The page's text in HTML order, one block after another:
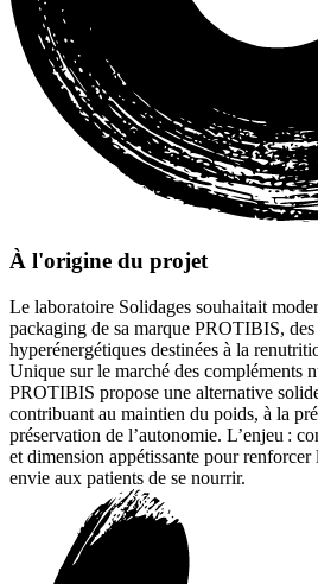
À l'origine du projet
Le laboratoire Solidages souhaitait
packaging de sa marque PROTIBIS,
hyperénergétiques destinées à la
Unique sur le marché des compléments
PROTIBIS propose une alternative
contribuant au maintien du poids, à la
préservation de l’autonomie. L’enjeu :
et dimension appétissante pour
envie aux patients de se nourrir.